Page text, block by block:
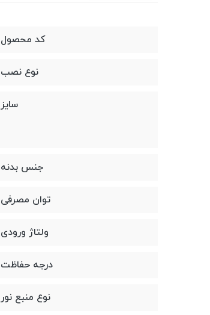
کد محصول
نوع نصب
سایز
جنس بدنه
توان مصرفی
ولتاژ ورودی
درجه حفاظت
نوع منبع نور